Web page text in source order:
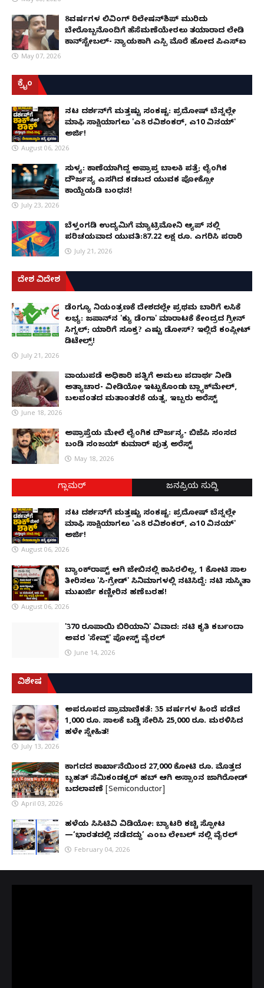
8ವರ್ಷಗಳ ಲಿವಿಂಗ್‌ ರಿಲೇಷನ್‌ಶಿಪ್ ಮುರಿದು
ಬೇರೊಬ್ಬನೊಂದಿಗೆ ಹೆಸೆಮಣೆಯೇರಲು ತಯಾರಾದ ಲೇಡಿ
ಕಾನ್‌ಸ್ಟೇಬಲ್- ನ್ಯಾಯಕ್ಕಾಗಿ ಎಸ್ಪಿ ಮೊರೆ ಹೋದ ಪಿಎಸ್ಐ
May 07, 2026
ಕ್ರೈಂ
ನಟ ದರ್ಶನ್‌ಗೆ ಮತ್ತಷ್ಟು ಸಂಕಷ್ಟ: ಪ್ರದೋಷ್ ಬೆನ್ನಲ್ಲೇ
ಮಾಫಿ ಸಾಕ್ಷಿಯಾಗಲು 'ಎ8 ರವಿಶಂಕರ್, ಎ10 ವಿನಯ್'
ಅರ್ಜಿ!
August 06, 2026
ಸುಳ್ಯ: ಕಾಣೆಯಾಗಿದ್ದ ಅಪ್ರಾಪ್ತ ಬಾಲಕಿ ಪತ್ತೆ; ಲೈಂಗಿಕ
ದೌರ್ಜನ್ಯ ಎಸಗಿದ ಕಡಬದ ಯುವಕ ಪೋಕ್ಸೋ
ಕಾಯ್ದೆಯಡಿ ಬಂಧನ!
July 23, 2026
ಬೆಳ್ತಂಗಡಿ ಉದ್ಯಮಿಗೆ ಮ್ಯಾಟ್ರಿಮೋನಿ ಆ್ಯಪ್ ನಲ್ಲಿ
ಪರಿಚಯವಾದ ಯುವತಿ:87.22 ಲಕ್ಷ ರೂ. ಎಗರಿಸಿ ಪರಾರಿ
July 21, 2026
ದೇಶ ವಿದೇಶ
ಡೆಂಗ್ಯೂ ನಿಯಂತ್ರಣಕ್ಕೆ ದೇಶದಲ್ಲೇ ಪ್ರಥಮ ಬಾರಿಗೆ ಲಸಿಕೆ
ಲಭ್ಯ: ಜಪಾನ್‌ನ 'ಕ್ಯು ಡೆಂಗಾ' ಮಾರಾಟಕ್ಕೆ ಕೇಂದ್ರದ ಗ್ರೀನ್
ಸಿಗ್ನಲ್; ಯಾರಿಗೆ ಸೂಕ್ತ? ಎಷ್ಟು ಡೋಸ್? ಇಲ್ಲಿದೆ ಕಂಪ್ಲೀಟ್
ಡಿಟೇಲ್ಸ್!
July 21, 2026
ವಾಯುಪಡೆ ಅಧಿಕಾರಿ ಪತ್ನಿಗೆ ಅಮಲು ಪದಾರ್ಥ ನೀಡಿ
ಅತ್ಯಾಚಾರ- ವೀಡಿಯೋ ಇಟ್ಟುಕೊಂಡು ಬ್ಲ್ಯಾಕ್‌ಮೇಲ್,
ಬಲವಂತದ ಮತಾಂತರಕ್ಕೆ ಯತ್ನ, ಇಬ್ಬರು ಅರೆಸ್ಟ್
June 18, 2026
ಅಪ್ರಾಪ್ತೆಯ ಮೇಲೆ ಲೈಂಗಿಕ ದೌರ್ಜನ್ಯ- ಬಿಜೆಪಿ ಸಂಸದ
ಬಂಡಿ ಸಂಜಯ್ ಕುಮಾರ್ ಪುತ್ರ ಅರೆಸ್ಟ್
May 18, 2026
ಗ್ಲಾಮರ್ ಜನಪ್ರಿಯ ಸುದ್ದಿ
ನಟ ದರ್ಶನ್‌ಗೆ ಮತ್ತಷ್ಟು ಸಂಕಷ್ಟ: ಪ್ರದೋಷ್ ಬೆನ್ನಲ್ಲೇ
ಮಾಫಿ ಸಾಕ್ಷಿಯಾಗಲು 'ಎ8 ರವಿಶಂಕರ್, ಎ10 ವಿನಯ್'
ಅರ್ಜಿ!
August 06, 2026
ಬ್ಯಾಂಕ್‌ರಾಪ್ಟ್‌ ಆಗಿ ಜೇಬಿನಲ್ಲಿ ಕಾಸಿರಲಿಲ್ಲ, ₹1 ಕೋಟಿ ಸಾಲ
ತೀರಿಸಲು 'ಸಿ-ಗ್ರೇಡ್' ಸಿನಿಮಾಗಳಲ್ಲಿ ನಟಿಸಿದ್ದೆ: ನಟಿ ಸುಸ್ಮಿತಾ
ಮುಖರ್ಜಿ ಕಣ್ಣೀರಿನ ಹಣೆಬರಹ!
August 06, 2026
'370 ರೂಪಾಯಿ ಬಿರಿಯಾನಿ' ವಿವಾದ: ನಟಿ ಕೃತಿ ಕರ್ಬಂದಾ
ಅವರ 'ಸೇವ್ಜ್' ಪೋಸ್ಟ್ ವೈರಲ್
June 14, 2026
ವಿಶೇಷ
ಅಪರೂಪದ ಪ್ರಾಮಾಣಿಕತೆ: 35 ವರ್ಷಗಳ ಹಿಂದೆ ಪಡೆದ
1,000 ರೂ. ಸಾಲಕ್ಕೆ ಬಡ್ಡಿ ಸೇರಿಸಿ 25,000 ರೂ. ಮರಳಿಸಿದ
ಹಳೇ ಸ್ನೇಹಿತ!
July 13, 2026
ಕಾಗದದ ಕಾರ್ಖಾನೆಯಿಂದ 27,000 ಕೋಟಿ ರೂ. ಮೊತ್ತದ
ಬೃಹತ್ ಸೆಮಿಕಂಡಕ್ಟರ್ ಹಬ್ ಆಗಿ ಅಸ್ಸಾಂನ ಜಾಗಿರೋಡ್
ಬದಲಾವಣೆ [Semiconductor]
April 03, 2026
ಹಳೆಯ ಸಿಸಿಟಿವಿ ವಿಡಿಯೋ: ಬ್ಯಾಟರಿ ಕಚ್ಚಿ ಸ್ಫೋಟ
—‘ಭಾರತದಲ್ಲಿ ನಡೆದದ್ದು’ ಎಂಬ ಲೇಬಲ್ ನಲ್ಲಿ ವೈರಲ್
February 04, 2026